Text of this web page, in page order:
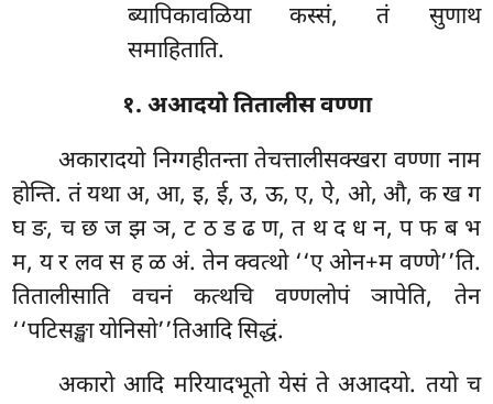
ब्यापिकावळिया कस्सं, तं सुणाथ
समाहिताति.
१. अआदयो तितालीस वण्णा
अकारादयो निग्गहीतन्ता तेचत्तालीसक्खरा वण्णा नाम
होन्ति. तं यथा अ, आ, इ, ई, उ, ऊ, ए, ऐ, ओ, औ, क ख ग
घ ङ, च छ ज झ ञ, ट ठ ड ढ ण, त थ द ध न, प फ ब भ
म, य र लव स ह ळ अं. तेन क्वत्थो ‘‘ए ओन+म वण्णे’’ति.
तितालीसाति वचनं कत्थचि वण्णलोपं ञापेति, तेन
‘‘पटिसङ्खा योनिसो’’तिआदि सिद्धं.
अकारो आदि मरियादभूतो येसं ते अआदयो. तयो च